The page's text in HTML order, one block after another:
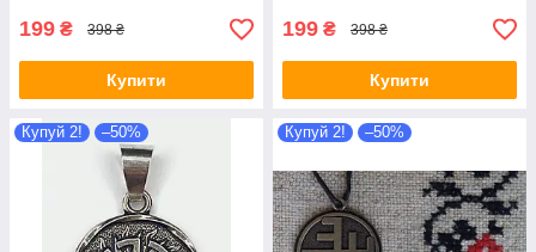
199 ₴ 398 ₴
Купити
199 ₴ 398 ₴
Купити
Купуй 2! –50% Купуй 2! –50%